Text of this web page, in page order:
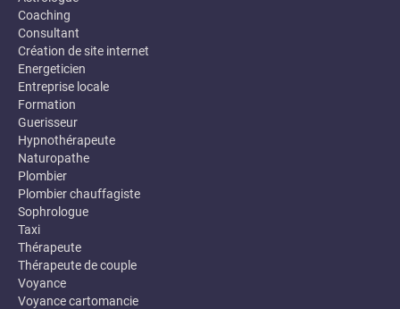
Coaching
Consultant
Création de site internet
Energeticien
Entreprise locale
Formation
Guerisseur
Hypnothérapeute
Naturopathe
Plombier
Plombier chauffagiste
Sophrologue
Taxi
Thérapeute
Thérapeute de couple
Voyance
Voyance cartomancie